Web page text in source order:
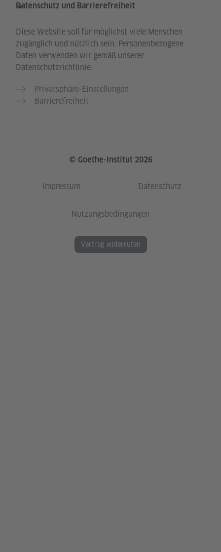
Datenschutz und Barrierefreiheit
Diese Website soll für möglichst viele Menschen
zugänglich und nützlich sein. Personenbezogene
Daten verwenden wir gemäß unserer
Datenschutzrichtlinie.
Privatsphäre-Einstellungen
Barrierefreiheit
© Goethe-Institut 2026
Impressum Datenschutz
Nutzungsbedingungen
Vertrag widerrufen